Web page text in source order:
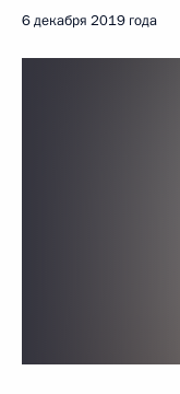
6 декабря 2019 года